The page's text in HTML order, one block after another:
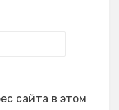
сайта в этом